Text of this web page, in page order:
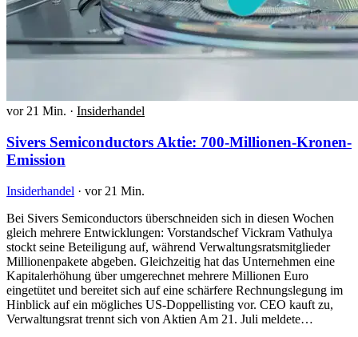
vor 21 Min. · Insiderhandel
Sivers Semiconductors Aktie: 700-Millionen-Kronen-
Emission
Insiderhandel · vor 21 Min.
Bei Sivers Semiconductors überschneiden sich in diesen Wochen
gleich mehrere Entwicklungen: Vorstandschef Vickram Vathulya
stockt seine Beteiligung auf, während Verwaltungsratsmitglieder
Millionenpakete abgeben. Gleichzeitig hat das Unternehmen eine
Kapitalerhöhung über umgerechnet mehrere Millionen Euro
eingetütet und bereitet sich auf eine schärfere Rechnungslegung im
Hinblick auf ein mögliches US-Doppellisting vor. CEO kauft zu,
Verwaltungsrat trennt sich von Aktien Am 21. Juli meldete…